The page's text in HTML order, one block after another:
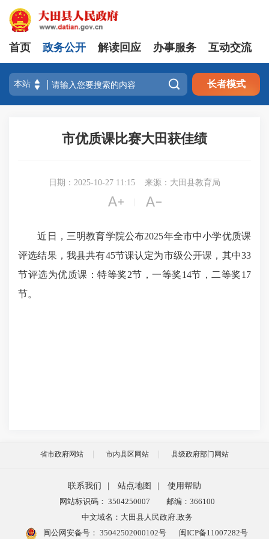
首页 政务公开 解读回应 办事服务 互动交流
 长者模式
市优质课比赛大田获佳绩
日期：2025-10-27 11:15 来源：大田县教育局
 
近日，三明教育学院公布2025年全市中小学优质课
评选结果，我县共有45节课认定为市级公开课，其中33
节评选为优质课：特等奖2节，一等奖14节，二等奖17
节。
省市政府网站 市内县区网站 县级政府部门网站
联系我们 站点地图
使用帮助
网站标识码： 3504250007
邮编：366100
中文域名：大田县人民政府.政务
闽公网安备号： 35042502000102号 闽ICP备11007282号